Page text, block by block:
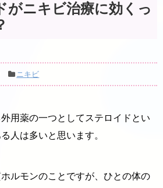
がニキビ治療に効くっ
ニキビ
用薬の一つとしてステロイドとい
人は多いと思います。
ルモンのことですが、ひとの体の